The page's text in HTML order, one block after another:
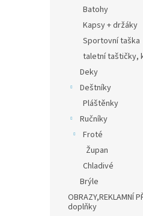
Batohy
Kapsy + držáky
Sportovní taška
taletní taštičky,
Deky
Deštníky
Pláštěnky
Ručníky
Froté
Župan
Chladivé
Brýle
OBRAZY,REKLAMNÍ
doplňky